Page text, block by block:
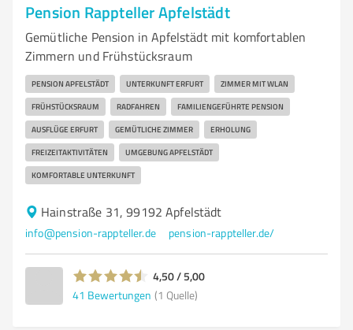
Pension Rappteller Apfelstädt
Gemütliche Pension in Apfelstädt mit komfortablen
Zimmern und Frühstücksraum
PENSION APFELSTÄDT UNTERKUNFT ERFURT ZIMMER MIT WLAN
FRÜHSTÜCKSRAUM RADFAHREN FAMILIENGEFÜHRTE PENSION
AUSFLÜGE ERFURT GEMÜTLICHE ZIMMER ERHOLUNG
FREIZEITAKTIVITÄTEN UMGEBUNG APFELSTÄDT
KOMFORTABLE UNTERKUNFT
Hainstraße 31, 99192 Apfelstädt
info@pension-rappteller.de pension-rappteller.de/
4,50 / 5,00
41 Bewertungen (1 Quelle)